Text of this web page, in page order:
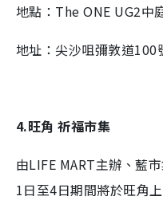
地點：The ONE UG2中
地址：尖沙咀彌敦道100
4.旺角 祈福市集
由LIFE MART主辦、藍
1日至4日期間將於旺角